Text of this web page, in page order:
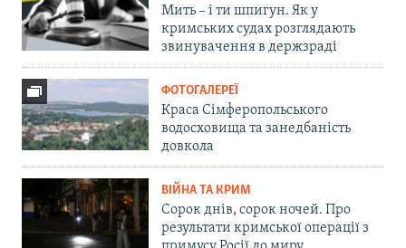
Мить – і ти шпигун. Як у
кримських судах розглядають
звинувачення в держзраді
ФОТОГАЛЕРЕЇ
Краса Сімферопольського
водосховища та занедбаність
довкола
ВІЙНА ТА КРИМ
Сорок днів, сорок ночей. Про
результати кримської операції з